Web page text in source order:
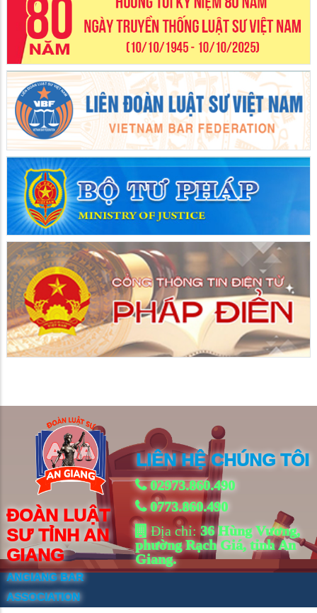
ĐOÀN LUẬT
SƯ TỈNH AN
GIANG
ANGIANG BAR
ASSOCIATION
LIÊN HỆ CHÚNG TÔI
02973.860.490
0773.860.490
Địa chỉ: 36 Hùng Vương,
phường Rạch Giá, tỉnh An
Giang.